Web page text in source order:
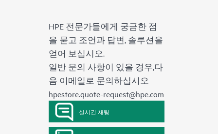
HPE 전문가들에게 궁금한 점
을 묻고 조언과 답변, 솔루션을
얻어 보십시오.
일반 문의 사항이 있을 경우,다
음 이메일로 문의하십시오
hpestore.quote-request@hpe.com
실시간 채팅